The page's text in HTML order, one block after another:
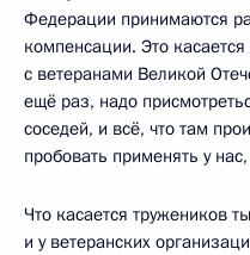
Федерации принимаются
компенсации. Это
с ветеранами Великой
ещё раз, надо
соседей, и всё, что там
пробовать применять у
Что касается тружеников
и у ветеранских